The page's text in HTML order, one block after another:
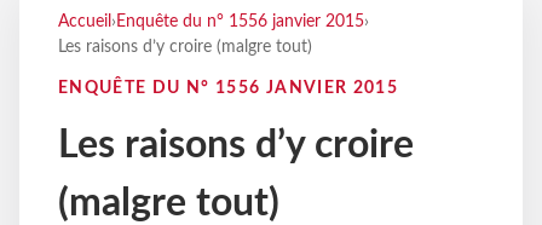
Accueil › Enquête du n° 1556 janvier 2015›
Les raisons d’y croire (malgre tout)
ENQUÊTE DU N° 1556 JANVIER 2015
Les raisons d’y croire
(malgre tout)